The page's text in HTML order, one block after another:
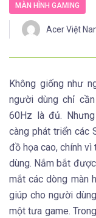
MÀN HÌNH GAMING
Acer Việt
Không giống như
người dùng chỉ
60Hz là đủ.
càng phát triển các
đồ họa cao, chính vì
dùng. Nắm bắt
mắt các dòng màn
giúp cho người
một tưa game.